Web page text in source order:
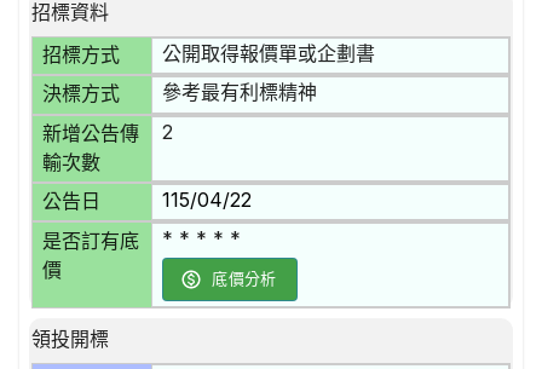
招標資料
招標方式
公開取得報價單或企劃書
決標方式 參考最有利標精神
新增公告傳
輸次數
2
公告日 115/04/22
是否訂有底
價
* * * * *
底價分析
領投開標